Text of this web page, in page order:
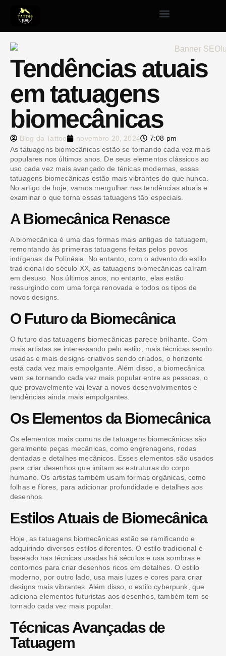
Tendências atuais
em tatuagens
biomecânicas
Blog da Tattoo novembro 20, 2024
7:08 pm
As tatuagens biomecânicas estão se tornando cada vez mais
populares nos últimos anos. De seus elementos clássicos ao
uso cada vez mais avançado de ténicas modernas, essas
tatuagens biomecânicas estão mais vibrantes do que nunca.
No artigo de hoje, vamos mergulhar nas tendências atuais e
examinar o que torna essas tatuagens tão especiais.
A Biomecânica Renasce
A biomecânica é uma das formas mais antigas de tatuagem,
remontando às primeiras tatuagens feitas pelos povos
indígenas da Polinésia. No entanto, com o advento do estilo
tradicional do século XX, as tatuagens biomecânicas caíram
em desuso. Nos últimos anos, no entanto, elas estão
ressurgindo com uma força renovada e todos os tipos de
novos designs.
O Futuro da Biomecânica
O futuro das tatuagens biomecânicas parece brilhante. Com
mais artistas se interessando pelo estilo, mais técnicas sendo
usadas e mais designs criativos sendo criados, o horizonte
está cada vez mais empolgante. Além disso, a biomecânica
vem se tornando cada vez mais popular entre as pessoas, o
que provavelmente vai levar a novos desenvolvimentos e
tendências ainda mais empolgantes.
Os Elementos da Biomecânica
Os elementos mais comuns de tatuagens biomecânicas são
geralmente peças mecânicas, como engrenagens, rodas
dentadas e detalhes mecânicos. Esses elementos são usados
para criar desenhos que imitam as estruturas do corpo
humano. Os artistas também usam formas orgânicas, como
folhas e flores, para adicionar profundidade e detalhes aos
desenhos.
Estilos Atuais de Biomecânica
Hoje, as tatuagens biomecânicas estão se ramificando e
adquirindo diversos estilos diferentes. O estilo tradicional é
baseado nas técnicas usadas há séculos e usa sombras e
contornos para criar desenhos ricos em detalhes. O estilo
moderno, por outro lado, usa mais luzes e cores para criar
designs mais vibrantes. Além disso, o estilo cyberpunk, que
adiciona elementos futuristas aos desenhos, também tem se
tornado cada vez mais popular.
Técnicas Avançadas de
Tatuagem